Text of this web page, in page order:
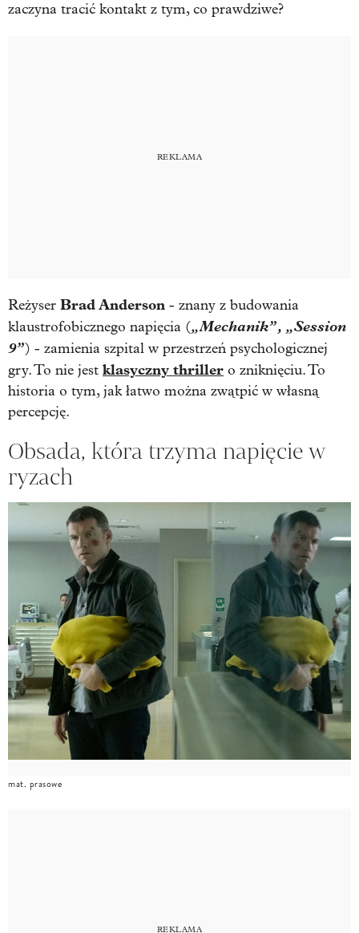
zaczyna tracić kontakt z tym, co prawdziwe?
Reżyser Brad Anderson - znany z budowania
klaustrofobicznego napięcia („Mechanik”, „Session
9”) - zamienia szpital w przestrzeń psychologicznej
gry. To nie jest klasyczny thriller o zniknięciu. To
historia o tym, jak łatwo można zwątpić w własną
percepcję.
Obsada, która trzyma napięcie w
ryzach
mat. prasowe